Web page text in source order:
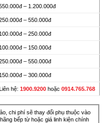
– 1.200.000đ
– 550.000đ
100.000đ – 250.000đ
100.000đ – 150.000đ
– 550.000đ
150.000đ – 300.000đ
hệ: 1900.9200 hoặc 0914.765.768
chi phí sẽ thay đổi phụ thuộc vào
bếp từ hoặc giá linh kiện chính